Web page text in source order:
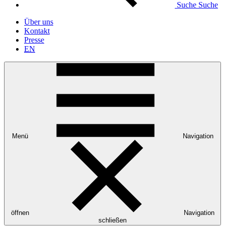
Suche Suche
Über uns
Kontakt
Presse
EN
Menü Navigation
öffnen
Navigation
schließen